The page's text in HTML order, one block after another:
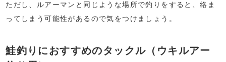
ただし、ルアーマンと同じような場所で釣りをすると、絡ま
ってしまう可能性があるので気をつけましょう。
鮭釣りにおすすめのタックル（ウキルアー